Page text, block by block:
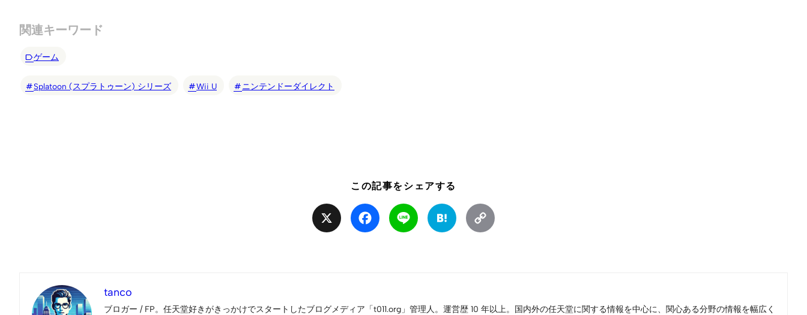
関連キーワード
ゲーム
Splatoon (スプラトゥーン) シリーズ Wii U ニンテンドーダイレクト
この記事をシェアする
Facebook Line Hatena
tanco
ブロガー / FP。任天堂好きがきっかけでスタートしたブログメディア「t011.org」管理人。運営歴 10 年以上。国内外の任天堂に関する情報を中心に、関心ある分野の情報を幅広く